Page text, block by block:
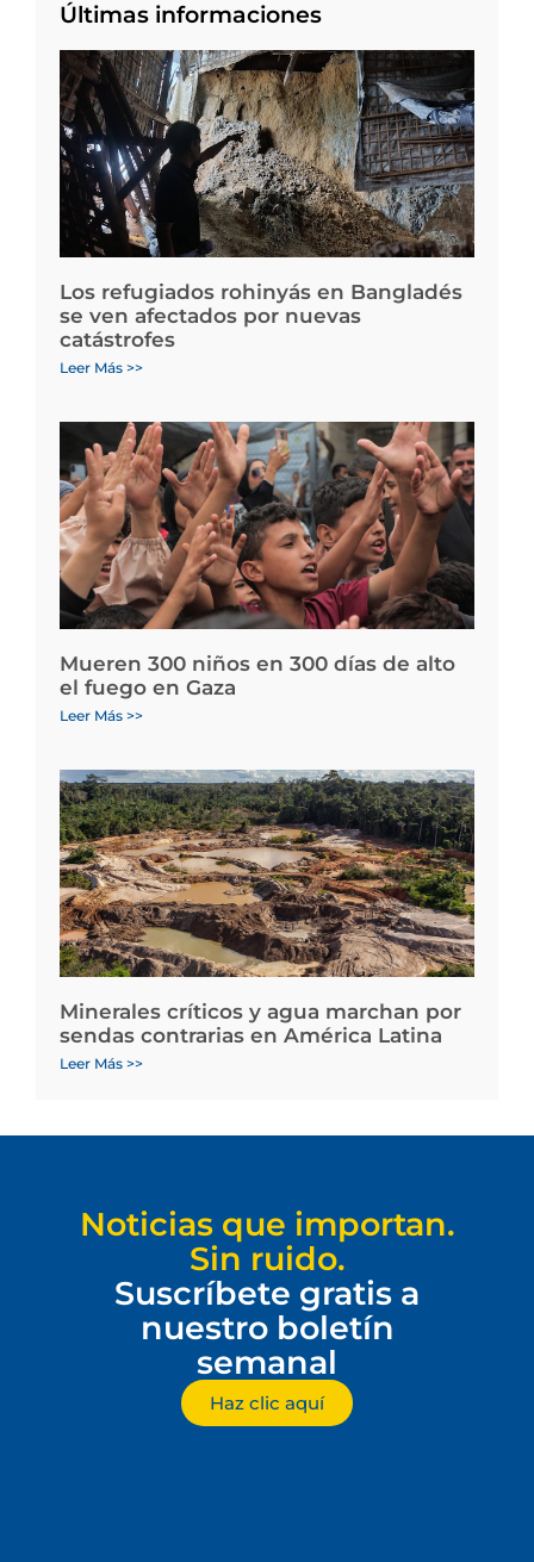
Últimas informaciones
Los refugiados rohinyás en Bangladés
se ven afectados por nuevas
catástrofes
Leer Más >>
Mueren 300 niños en 300 días de alto
el fuego en Gaza
Leer Más >>
Minerales críticos y agua marchan por
sendas contrarias en América Latina
Leer Más >>
Noticias que importan.
Sin ruido.
Suscríbete gratis a
nuestro boletín
semanal
Haz clic aquí